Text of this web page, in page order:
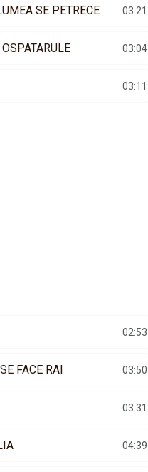
SE PETRECE 03:21
03:04
03:11
02:53
FACE RAI 03:50
03:31
04:39